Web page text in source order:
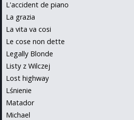
L'accident de piano
La grazia
La vita va cosi
Le cose non dette
Legally Blonde
Listy z Wilczej
Lost highway
Lśnienie
Matador
Michael